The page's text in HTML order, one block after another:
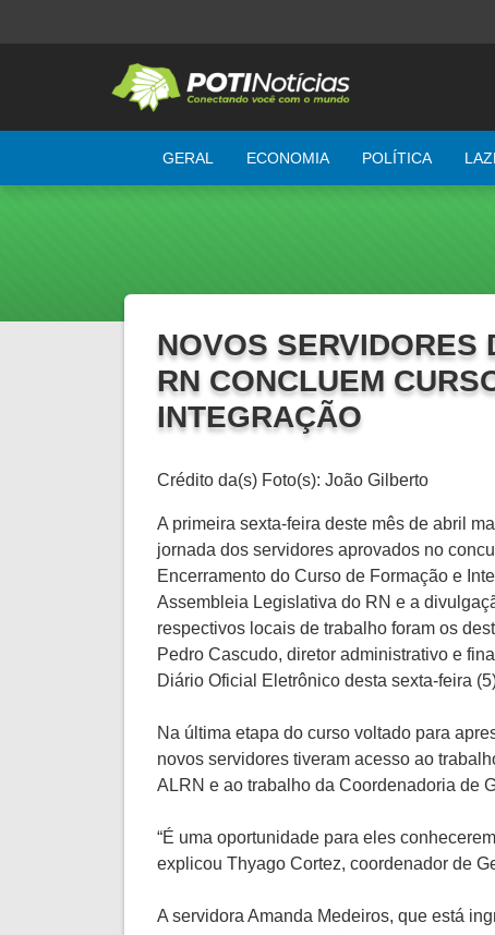
GERAL ECONOMIA POLÍTICA
NOVOS SERVIDORES
RN CONCLUEM
INTEGRAÇÃO
Crédito da(s) Foto(s): João Gilberto
A primeira sexta-feira deste mês de abril
jornada dos servidores aprovados no
Encerramento do Curso de Formação e
Assembleia Legislativa do RN e a
respectivos locais de trabalho foram os
Pedro Cascudo, diretor administrativo e
Diário Oficial Eletrônico desta sexta-feira
Na última etapa do curso voltado para
novos servidores tiveram acesso ao
ALRN e ao trabalho da Coordenadoria de
“É uma oportunidade para eles
explicou Thyago Cortez, coordenador de
A servidora Amanda Medeiros, que está